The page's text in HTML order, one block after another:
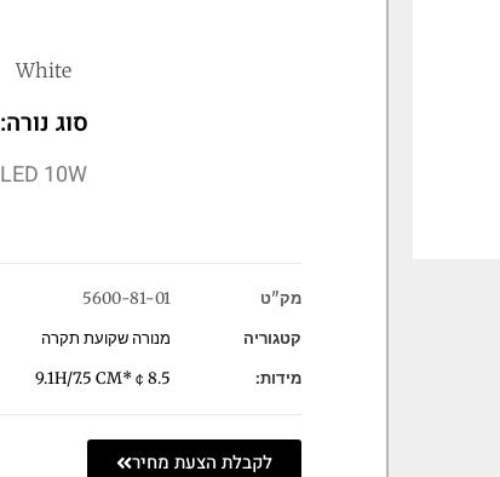
White
סוג נורה:
LED 10W
מק"ט
5600-81-01
קטגוריה
מנורה שקועת תקרה
מידות:
￠8.5*9.1H/7.5 CM
לקבלת הצעת מחיר